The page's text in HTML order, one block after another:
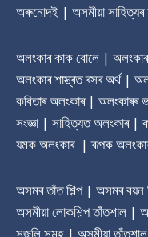
অৰুনোদই | অসমীয়া
অলংকাৰ কাক বোলে | অলংকাৰ
অলংকাৰ শাস্ত্ৰত ৰসৰ অৰ্থ |
কবিতাৰ অলংকাৰ | অলংকাৰৰ
সংজ্ঞা | সাহিত্যত অলংকাৰ
যমক অলংকাৰ | ৰূপক
অসমৰ তাঁত শিল্প | অসমৰ বয়ন
অসমীয়া লোকশিল্প তাঁতশাল
সজুলি সমূহ | অসমীয়া